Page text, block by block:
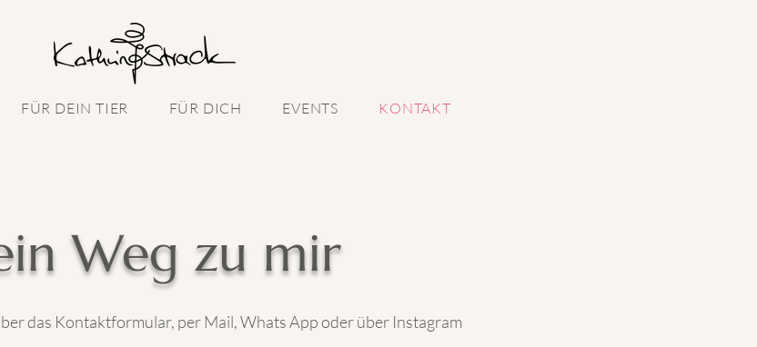
FÜR DEIN TIER FÜR DICH EVENTS KONTAKT
Weg zu mir
das Kontaktformular, per Mail, Whats App oder über Instagram